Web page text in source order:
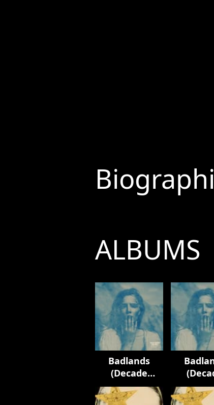
ALBUMS
Badlands
(Decade
Edition
Anthology)